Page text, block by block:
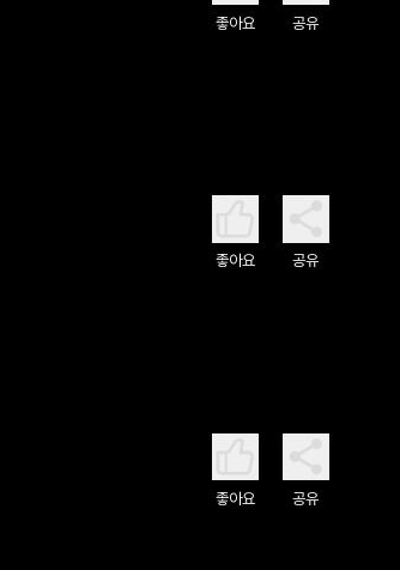
좋아요 공유
좋아요 공유
좋아요 공유